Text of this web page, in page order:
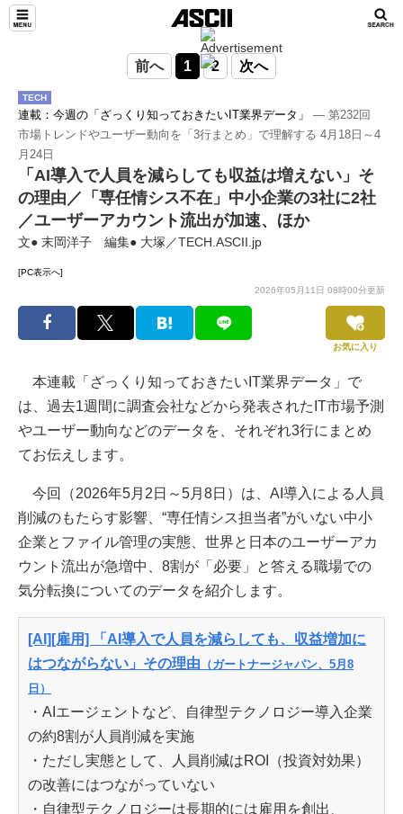
前へ 1 2 次へ
TECH
連載：今週の「ざっくり知っておきたいIT業界データ」 ― 第232回
市場トレンドやユーザー動向を「3行まとめ」で理解する 4月18日～4
月24日
「AI導入で人員を減らしても収益は増えない」そ
の理由／「専任情シス不在」中小企業の3社に2社
／ユーザーアカウント流出が加速、ほか
文● 末岡洋子 編集● 大塚／TECH.ASCII.jp
[PC表示へ]
2026年05月11日 08時00分更新
お気に入り
本連載「ざっくり知っておきたいIT業界データ」で
は、過去1週間に調査会社などから発表されたIT市場予測
やユーザー動向などのデータを、それぞれ3行にまとめ
てお伝えします。
今回（2026年5月2日～5月8日）は、AI導入による人員
削減のもたらす影響、“専任情シス担当者”がいない中小
企業とファイル管理の実態、世界と日本のユーザーアカ
ウント流出が急増中、8割が「必要」と答える職場での
気分転換についてのデータを紹介します。
[AI][雇用] 「AI導入で人員を減らしても、収益増加に
はつながらない」その理由 （ガートナージャパン、5月8
日）
・AIエージェントなど、自律型テクノロジー導入企業
の約8割が人員削減を実施
・ただし実態として、人員削減はROI（投資対効果）
の改善にはつながっていない
・自律型テクノロジーは長期的には雇用を創出、